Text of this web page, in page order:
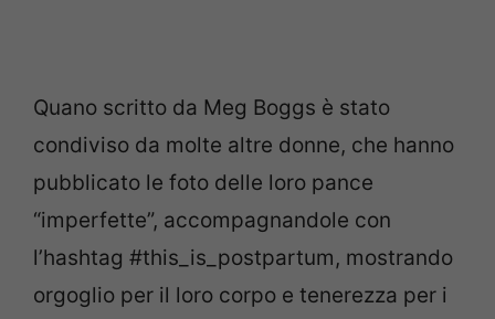
Quano scritto da Meg Boggs è stato
condiviso da molte altre donne, che hanno
pubblicato le foto delle loro pance
“imperfette”, accompagnandole con
l’hashtag #this_is_postpartum, mostrando
orgoglio per il loro corpo e tenerezza per i